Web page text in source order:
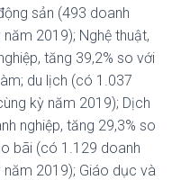
sản (493 doanh
2019); Nghệ thuật,
tăng 39,2% so với
du lịch (có 1.037
kỳ năm 2019); Dịch
nghiệp, tăng 29,3% so
bãi (có 1.129 doanh
năm 2019); Giáo dục và